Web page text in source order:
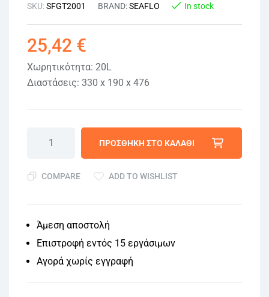
SKU:SFGT2001 BRAND:SEAFLO In stock
25,42 €
Χωρητικότητα: 20L
Διαστάσεις: 330 x 190 x 476
ΠΡΟΣΘΉΚΗ ΣΤΟ ΚΑΛΆΘΙ
COMPARE ADD TO WISHLIST
Άμεση αποστολή
Επιστροφή εντός 15 εργάσιμων
Αγορά χωρίς εγγραφή